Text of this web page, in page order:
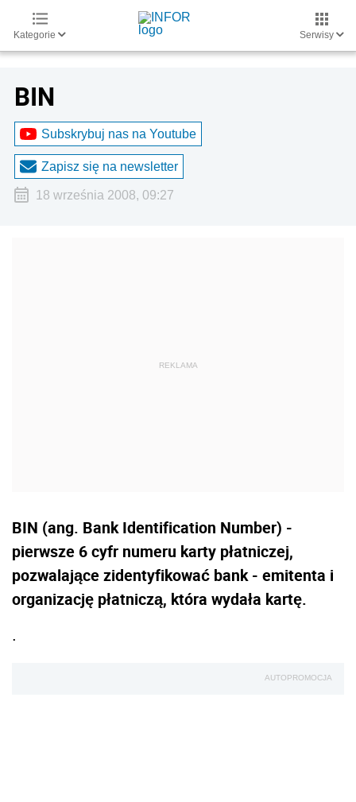
Kategorie Serwisy
BIN
Subskrybuj nas na Youtube
Zapisz się na newsletter
18 września 2008, 09:27
BIN (ang. Bank Identification Number) -
pierwsze 6 cyfr numeru karty płatniczej,
pozwalające zidentyfikować bank - emitenta i
organizację płatniczą, która wydała kartę.
.
AUTOPROMOCJA